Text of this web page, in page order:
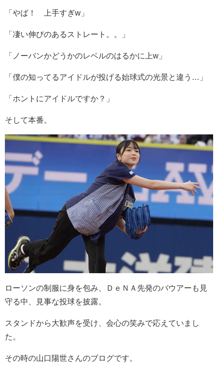
「やば！ 上手すぎw」
「凄い伸びのあるストレート。。」
「ノーバンかどうかのレベルのはるかに上w」
「僕の知ってるアイドルが投げる始球式の光景と違う…」
「ホントにアイドルですか？」
そして本番。
ローソンの制服に身を包み、ＤｅＮＡ先発のバウアーも見
守る中、見事な投球を披露。
スタンドから大歓声を受け、会心の笑みで応えていまし
た。
その時の山口陽世さんのブログです。